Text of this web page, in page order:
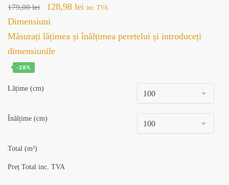
179,00lei
Prețul
inițial
a
fost:
128,98 lei Prețul
este:
inc. TVA
Dimensiuni
Măsurați lățimea și înălțimea peretelui și introduceți
dimensiunile
-28%
Lățime (cm)
Înălțime (cm)
Total (m²)
Preț Total inc. TVA